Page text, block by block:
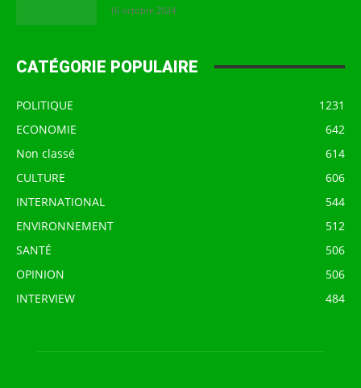
16 octobre 2024
CATÉGORIE POPULAIRE
POLITIQUE
1231
ECONOMIE
642
Non classé
614
CULTURE
606
INTERNATIONAL
544
ENVIRONNEMENT
512
SANTÉ
506
OPINION
506
INTERVIEW
484